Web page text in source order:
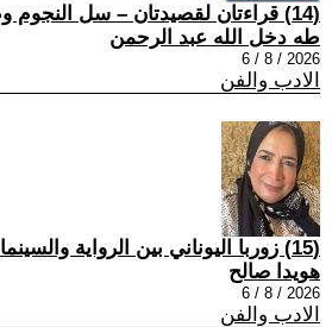
(14) قراءتان لقصيدتان – سل النجوم وطفح الحب
طه دخل الله عبد الرحمن
2026 / 8 / 6
الادب والفن
(15) زوربا اليوناني بين الرواية والسينما
هويدا صالح
2026 / 8 / 6
الادب والفن